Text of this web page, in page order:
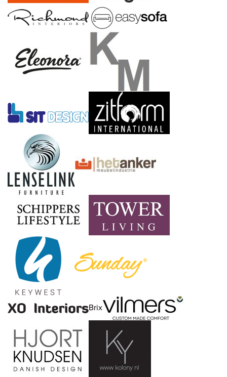
Brix